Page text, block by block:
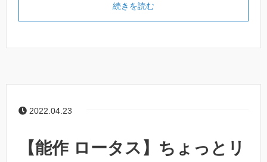
続きを読む
2022.04.23
【能作 ロータス】ちょっとリ